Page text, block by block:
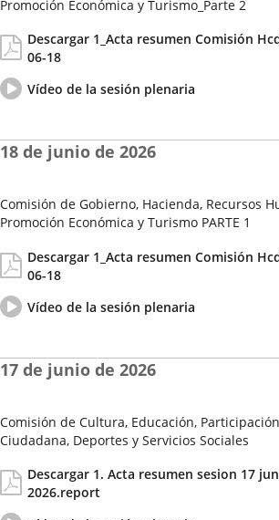
Promoción Económica y Turismo_Parte 2
de
la
Sesión
Descargar 1_Acta resumen Comisión
06-18
Vídeo
del
Vídeo de la sesión plenaria
aplicación
Comisión de Gobierno, Hacienda, Recursos
Promoción Económica y Turismo PARTE 1
de
la
Sesión
18 de junio de 2026
Descargar 1_Acta resumen Comisión
06-18
Vídeo
del
Vídeo de la sesión plenaria
aplicación
Comisión de Cultura, Educación, Participación
Ciudadana, Deportes y Servicios Sociales
de
la
Sesión
17 de junio de 2026
Descargar 1. Acta resumen sesion 17
2026.report